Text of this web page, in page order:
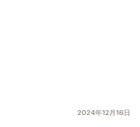
2024年12月16日